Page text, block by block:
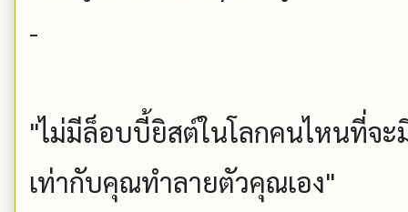
-
"ไม่มีล็อบบี้ยิสต์ในโลกคนไหนที่จ
เท่ากับคุณทำลายตัวคุณเอง"